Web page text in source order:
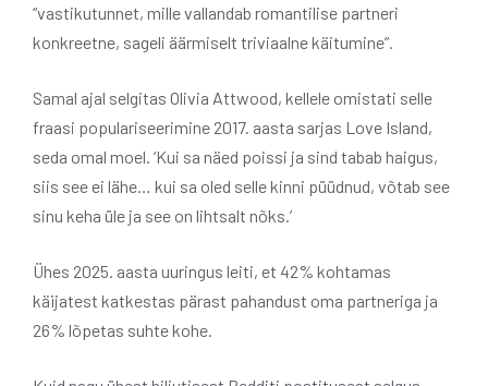
“vastikutunnet, mille vallandab romantilise partneri
konkreetne, sageli äärmiselt triviaalne käitumine”.
Samal ajal selgitas Olivia Attwood, kellele omistati selle
fraasi populariseerimine 2017. aasta sarjas Love Island,
seda omal moel. ‘Kui sa näed poissi ja sind tabab haigus,
siis see ei lähe… kui sa oled selle kinni püüdnud, võtab see
sinu keha üle ja see on lihtsalt nõks.’
Ühes 2025. aasta uuringus leiti, et 42% kohtamas
käijatest katkestas pärast pahandust oma partneriga ja
26% lõpetas suhte kohe.